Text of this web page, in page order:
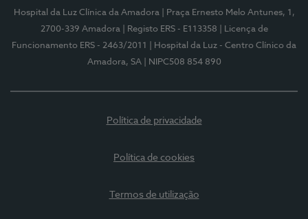
Hospital da Luz Clínica da Amadora
| Praça Ernesto Melo Antunes, 1,
2700-339 Amadora
| Registo ERS - E113358
| Licença de
Funcionamento ERS - 2463/2011
| Hospital da Luz - Centro Clínico da
Amadora, SA
| NIPC508 854 890
Política de privacidade
Política de cookies
Termos de utilização